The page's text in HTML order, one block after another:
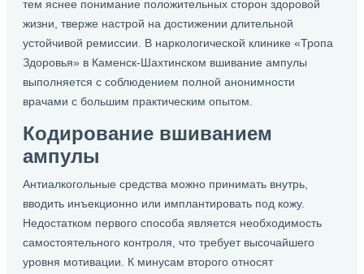
тем яснее понимание положительных сторон здоровой
жизни, тверже настрой на достижении длительной
устойчивой ремиссии. В наркологической клинике «Тропа
Здоровья» в Каменск-Шахтинском вшивание ампулы
выполняется с соблюдением полной анонимности
врачами с большим практическим опытом.
Кодирование вшиванием
ампулы
Антиалкогольные средства можно принимать внутрь,
вводить инъекционно или имплантировать под кожу.
Недостатком первого способа является необходимость
самостоятельного контроля, что требует высочайшего
уровня мотивации. К минусам второго относят